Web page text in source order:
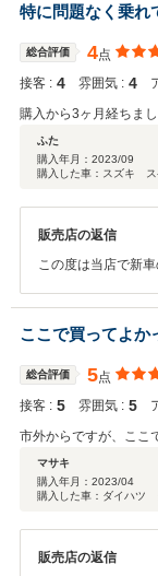
特に問題なく乗れ
総合評価 4点
接客 : 4 雰囲気 : 4
購入から3ヶ月経ちま
ふた
購入年月： 2023/09
購入した車：スズキ
販売店の返信
この度は当店で新
くださいませ。
ここで買ってよか
総合評価 5点
接客 : 5 雰囲気 : 5
市外からですが、ここ
マサキ
購入年月： 2023/04
購入した車：ダイハ
販売店の返信